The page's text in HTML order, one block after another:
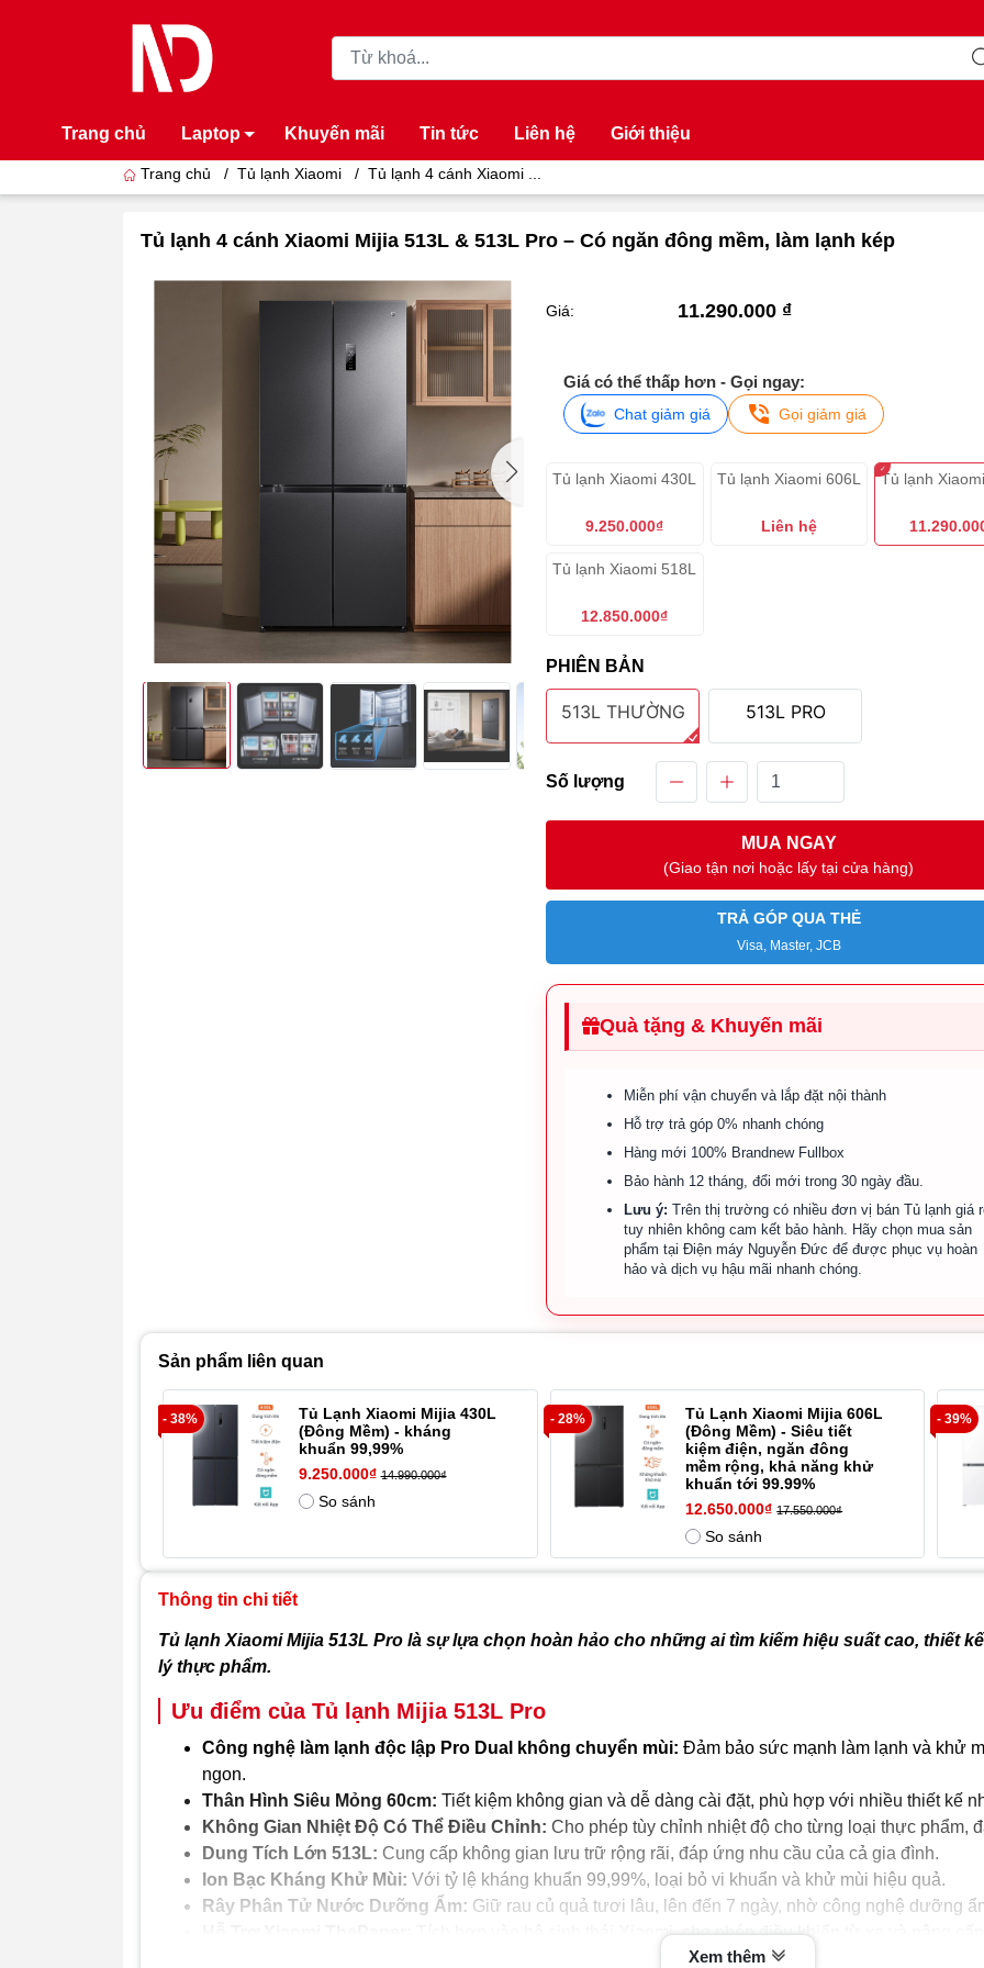
Trang chủ Laptop Khuyến mãi Tin tức Liên hệ Giới thiệu
Trang chủ / Tủ lạnh Xiaomi / Tủ lạnh 4 cánh Xiaomi ...
Tủ lạnh 4 cánh Xiaomi Mijia 513L & 513L Pro – Có ngăn đông mềm, làm lạnh kép
Giá: 11.290.000 ₫
Giá có thể thấp hơn - Gọi ngay:
Chat giảm giá Gọi giảm giá
Tủ lạnh Xiaomi 430L
9.250.000₫
Tủ lạnh Xiaomi 606L
Liên hệ
Tủ lạnh
Tủ lạnh Xiaomi 518L
12.850.000₫
PHIÊN BẢN
513L THƯỜNG 513L PRO
Số lượng
MUA NGAY
(Giao tận nơi hoặc lấy tại cửa hàng)
TRẢ GÓP QUA THẺ
Visa, Master, JCB
Quà tặng & Khuyến mãi
Miễn phí vận chuyển và lắp đặt nội thành
Hỗ trợ trả góp 0% nhanh chóng
Hàng mới 100% Brandnew Fullbox
Bảo hành 12 tháng, đổi mới trong 30 ngày đầu.
Lưu ý: Trên thị trường có nhiều đơn vị bán Tủ lạnh giá
tuy nhiên không cam kết bảo hành. Hãy chọn mua sản
phẩm tại Điện máy Nguyễn Đức để được phục vụ hoàn
hảo và dịch vụ hậu mãi nhanh chóng.
Sản phẩm liên quan
- 38%
Tủ Lạnh Xiaomi Mijia 430L
(Đông Mềm) - kháng
khuẩn 99,99%
9.250.000₫ 14.990.000₫
So sánh
- 28%
Tủ Lạnh Xiaomi Mijia 606L
(Đông Mềm) - Siêu tiết
kiệm điện, ngăn đông
mềm rộng, khả năng khử
khuẩn tới 99.99%
12.650.000₫ 17.550.000₫
So sánh
- 39%
Thông tin chi tiết
Tủ lạnh Xiaomi Mijia 513L Pro là sự lựa chọn hoàn hảo cho những ai tìm kiếm hiệu suất cao, thiết
lý thực phẩm.
Ưu điểm của Tủ lạnh Mijia 513L Pro
Công nghệ làm lạnh độc lập Pro Dual không chuyển mùi: Đảm bảo sức mạnh làm lạnh và khử
ngon.
Thân Hình Siêu Mỏng 60cm: Tiết kiệm không gian và dễ dàng cài đặt, phù hợp với nhiều thiết kế
Không Gian Nhiệt Độ Có Thể Điều Chỉnh: Cho phép tùy chỉnh nhiệt độ cho từng loại thực phẩm,
Dung Tích Lớn 513L: Cung cấp không gian lưu trữ rộng rãi, đáp ứng nhu cầu của cả gia đình.
Ion Bạc Kháng Khử Mùi: Với tỷ lệ kháng khuẩn 99,99%, loại bỏ vi khuẩn và khử mùi hiệu quả.
Rây Phân Tử Nước Dưỡng Ẩm: Giữ rau củ quả tươi lâu, lên đến 7 ngày, nhờ công nghệ dưỡng
Tích hợp vào hệ sinh thái Xiaomi, cho phép điều khiển từ xa và nâng
Xem thêm